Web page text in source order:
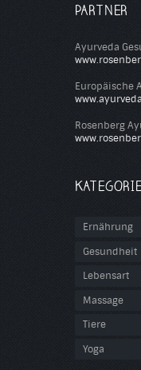
PARTNER
Ayurveda
Europäische
Rosenberg
Ernährung
Gesundheit
Lebensart
Massage
Tiere
Yoga